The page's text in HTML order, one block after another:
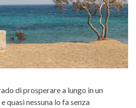
di prosperare a lungo in un
quasi nessuna lo fa senza